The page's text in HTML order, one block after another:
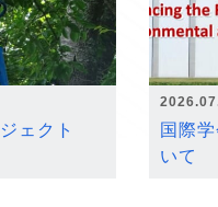
ジェクト
国際
いて